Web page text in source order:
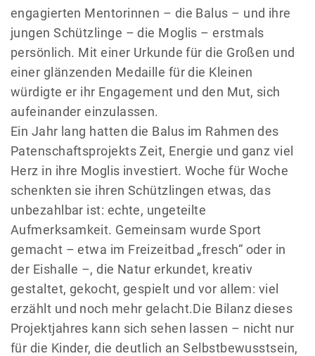
engagierten Mentorinnen – die Balus – und ihre
jungen Schützlinge – die Moglis – erstmals
persönlich. Mit einer Urkunde für die Großen und
einer glänzenden Medaille für die Kleinen
würdigte er ihr Engagement und den Mut, sich
aufeinander einzulassen.
Ein Jahr lang hatten die Balus im Rahmen des
Patenschaftsprojekts Zeit, Energie und ganz viel
Herz in ihre Moglis investiert. Woche für Woche
schenkten sie ihren Schützlingen etwas, das
unbezahlbar ist: echte, ungeteilte
Aufmerksamkeit. Gemeinsam wurde Sport
gemacht – etwa im Freizeitbad „fresch“ oder in
der Eishalle –, die Natur erkundet, kreativ
gestaltet, gekocht, gespielt und vor allem: viel
erzählt und noch mehr gelacht.Die Bilanz dieses
Projektjahres kann sich sehen lassen – nicht nur
für die Kinder, die deutlich an Selbstbewusstsein,